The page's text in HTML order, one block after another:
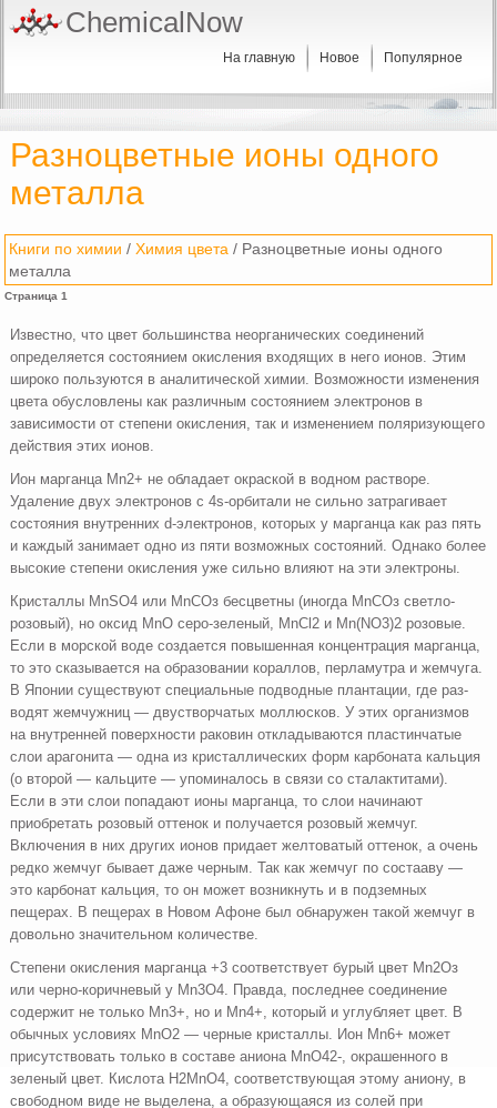
ChemicalNow
На главную Новое Популярное
Разноцветные ионы одного
металла
Книги по химии /Химия цвета / Разноцветные ионы одного
металла
Страница 1
Известно, что цвет большинства неорганических соеди­нений
определяется состоянием окисления входящих в него ионов. Этим
широко пользуются в аналитической химии. Возможности изменения
цвета обусловлены как различным состоянием электронов в
зависимости от степени окисления, так и изменением поляризующего
действия этих ионов.
Ион марганца Мn2+ не обладает окраской в водном растворе.
Удаление двух электронов с 4s-орбитали не силь­но затрагивает
состояния внутренних d-электронов, кото­рых у марганца как раз пять
и каждый занимает одно из пяти возможных состояний. Однако более
высокие степени окисления уже сильно влияют на эти электроны.
Кристаллы МnSO4 или МnСОз бесцветны (иногда МnСОз светло-
розовый), но оксид МnО серо-зеленый, МnСl2 и Mn(NO3)2 розовые.
Если в морской воде создается повы­шенная концентрация марганца,
то это сказывается на образовании кораллов, перламутра и жемчуга.
В Японии существуют специальные подводные плантации, где раз­
водят жемчужниц — двустворчатых моллюсков. У этих организмов
на внутренней поверхности раковин отклады­ваются пластинчатые
слои арагонита — одна из кристаллических форм карбоната кальция
(о второй — кальците — упоминалось в связи со сталактитами).
Если в эти слои попадают ионы марганца, то слои начинают
приобретать розовый оттенок и получается розовый жемчуг.
Включения в них других ионов придает желтоватый оттенок, а очень
редко жемчуг бывает даже черным. Так как жемчуг по состааву —
это карбонат кальция, то он может возникнуть и в подземных
пещерах. В пещерах в Новом Афоне был обна­ружен такой жемчуг в
довольно значительном количестве.
Степени окисления марганца +3 соответствует бурый цвет Мn2Оз
или черно-коричневый у Мn3O4. Правда, по­следнее соединение
содержит не только Мn3+, но и Мn4+, который и углубляет цвет. В
обычных условиях МnO2 — черные кристаллы. Ион Мn6+ может
присутствовать только в составе аниона MnO42-, окрашенного в
зеленый цвет. Кис­лота Н2МnO4, соответствующая этому аниону, в
свободном виде не выделена, а образующаяся из солей при